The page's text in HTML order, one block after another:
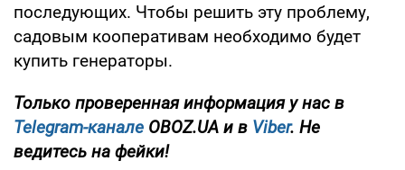
последующих. Чтобы решить эту проблему,
садовым кооперативам необходимо будет
купить генераторы.
Только проверенная информация у нас в
Telegram-канале OBOZ.UA и в Viber. Не
ведитесь на фейки!